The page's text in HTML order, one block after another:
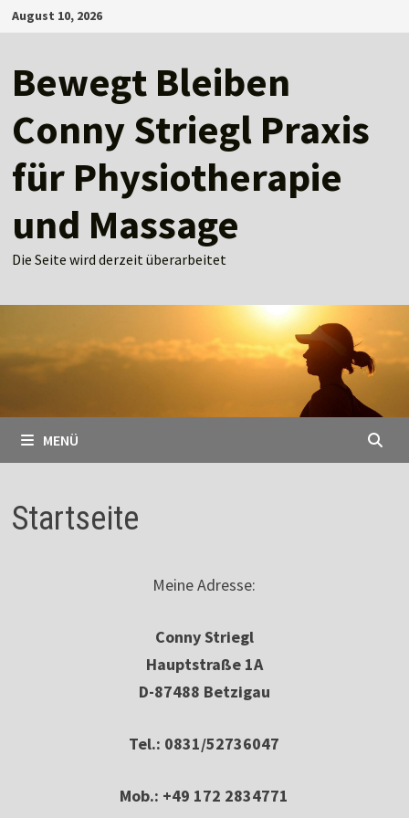
Zum
Inhalt
August 10, 2026
Bewegt Bleiben
Conny Striegl Praxis
für Physiotherapie
und Massage
Die Seite wird derzeit überarbeitet
MENÜ
Startseite
Meine Adresse:
Conny Striegl
Hauptstraße 1A
D-87488 Betzigau
Tel.: 0831/52736047
Mob.: +49 172 2834771